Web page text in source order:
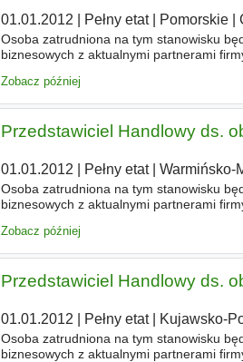
01.01.2012 Pełny etat| Pomorskie|
Osoba zatrudniona na tym stanowisku
biznesowych z aktualnymi partnerami
Zobacz później
Przedstawiciel Handlowy ds.
01.01.2012 Pełny etat| Warmińsko-
Osoba zatrudniona na tym stanowisku
biznesowych z aktualnymi partnerami
Zobacz później
Przedstawiciel Handlowy ds.
01.01.2012 Pełny etat| Kujawsko-
Osoba zatrudniona na tym stanowisku
biznesowych z aktualnymi partnerami